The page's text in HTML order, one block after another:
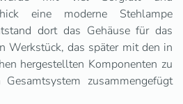
eine moderne Stehlampe
dort das Gehäuse für das
Werkstück, das später mit den in
hergestellten Komponenten zu
zusammengefügt